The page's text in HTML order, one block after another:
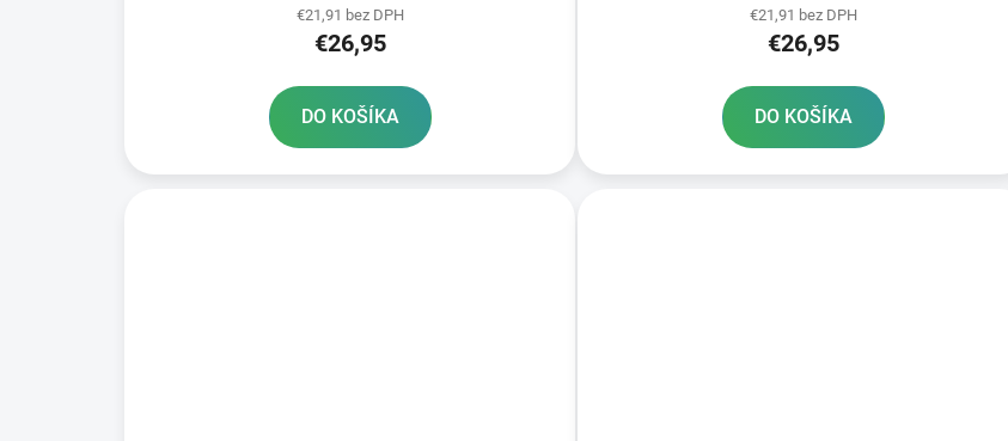
€21,91 bez DPH
€26,95
DO KOŠÍKA
€21,91 bez DPH
€26,95
DO KOŠÍKA